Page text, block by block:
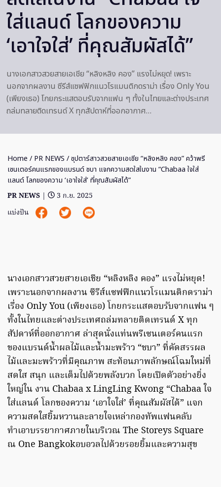
ใส่แลนด์ โลกของความ
‘เอาใจใส่’ ที่คุณสัมผัสได้”
นางเอกสาวสวยสายเอเชีย “หลิงหลิง คอง” แรงไม่หยุด! เพราะ
นอกจากผลงาน ซีรีส์แซฟฟิกแนวโรแมนติกดราม่า เรื่อง Only You
(เพียงเธอ) โกยกระแสตอบรับจากแฟน ๆ ทั้งในไทยและต่างประเทศ
ถล่มทลายติดเทรนด์ X ทุกสัปดาห์ที่ออกอากาศ…
Home / PR NEWS / ซุปตาร์สาวสวยสายเอเชีย “หลิงหลิง คอง” คว้าพรี
เซนเตอร์คนแรกของแบรนด์ ชบา แจกความสดใสในงาน “Chabaa ใจใส่
แลนด์ โลกของความ ‘เอาใจใส่’ ที่คุณสัมผัสได้”
PR NEWS |
3 ก.ย. 2025
แบ่งปัน
นางเอกสาวสวยสายเอเชีย “หลิงหลิง คอง” แรงไม่หยุด!
เพราะนอกจากผลงาน ซีรีส์แซฟฟิกแนวโรแมนติกดราม่า
เรื่อง Only You (เพียงเธอ) โกยกระแสตอบรับจากแฟน ๆ
ทั้งในไทยและต่างประเทศถล่มทลายติดเทรนด์ X ทุก
สัปดาห์ที่ออกอากาศ ล่าสุดนั่งแท่นพรีเซนเตอร์คนแรก
ของแบรนด์น้ำผลไม้และน้ำมะพร้าว “ชบา” ที่คัดสรรผล
ไม้และมะพร้าวที่มีคุณภาพ สะท้อนภาพลักษณ์โฉมใหม่ที่
สดใส สนุก และเต็มไปด้วยพลังบวก โดยเปิดตัวอย่างยิ่ง
ใหญ่ใน งาน Chabaa x LingLing Kwong “Chabaa ใจ
ใส่แลนด์ โลกของความ ‘เอาใจใส่’ ที่คุณสัมผัสได้” แจก
ความสดใสยิ้มหวานละลายใจเหล่ากองทัพแฟนคลับ
ทำเอาบรรยากาศภายในบริเวณ The Storeys Square
ณ One Bangkokอบอวลไปด้วยรอยยิ้มและความสุข